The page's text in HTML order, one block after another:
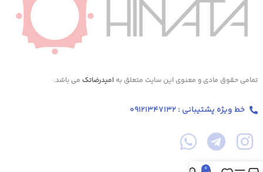
تمامی حقوق مادی و معنوی این سایت متعلق به امیدرضاتک می باشد.
خط ویژه پشتیبانی : 09121347132
0